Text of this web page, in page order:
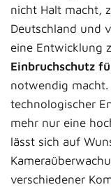
nicht Halt macht,
Deutschland und
eine Entwicklung
Einbruchschutz
notwendig
technologischer
mehr nur eine
lässt sich auf
verschiedener